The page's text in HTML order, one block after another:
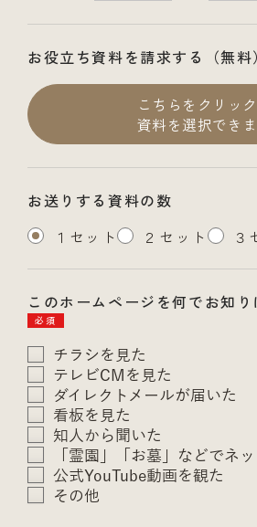
お役立ち資料を請求する（無料
こちらをクリッ
資料を選択でき
お送りする資料の数
１セット
２セット ３
このホームページを何でお知
必須
チラシを見た
テレビCMを見た
ダイレクトメールが届いた
看板を見た
知人から聞いた
「霊園」「お墓」などでネ
公式YouTube動画を観た
その他